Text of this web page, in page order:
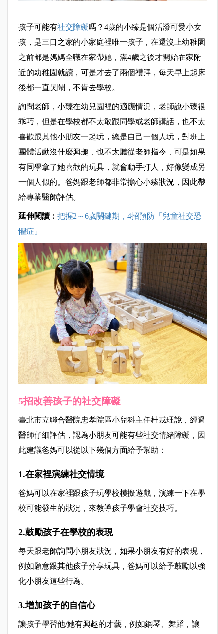
孩子可能有社交障礙嗎？4歲的小臻是個活潑可愛小女
孩，是三口之家的小家庭裡唯一孩子，在還沒上幼稚園
之前都是媽媽全職在家帶她，滿4歲之後才開始在家附
近的幼稚園就讀，可是才去了兩個禮拜，每天早上起床
後都一直哭鬧，不肯去學校。
詢問老師，小臻在幼兒園裡的適應情況，老師說小臻很
乖巧，但是在學校都不太敢跟同學或老師講話，也不太
喜歡跟其他小朋友一起玩，總是自己一個人玩，對班上
團體活動沒什麼興趣，也不太聽從老師指令，可是如果
有同學拿了她喜歡的玩具，就會動手打人，好像變成另
一個人似的。爸媽跟老師都非常擔心小臻狀況，因此帶
給專業醫師評估。
延伸閱讀： 把握2～6歲關鍵期，4招預防「兒童社交恐
懼症」
5招改善孩子的社交障礙
臺北市立聯合醫院忠孝院區小兒科主任杜戎玨說，經過
醫師仔細評估，認為小朋友可能有些社交情緒障礙，因
此建議爸媽可以從以下幾個方面給予幫助：
1.在家裡演練社交情境
爸媽可以在家裡跟孩子玩學校模擬遊戲，演練一下在學
校可能發生的狀況，來教導孩子學會社交技巧。
2.鼓勵孩子在學校的表現
每天跟老師詢問小朋友狀況，如果小朋友有好的表現，
例如願意跟其他孩子分享玩具，爸媽可以給予鼓勵以強
化小朋友這些行為。
3.增加孩子的自信心
讓孩子學習他/她有興趣的才藝，例如鋼琴、舞蹈，讓